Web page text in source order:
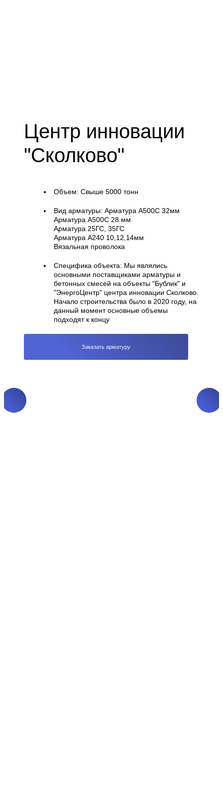
Центр инновации
"Сколково"
Объем: Свыше 5000 тонн
Вид арматуры: Арматура А500С 32мм
Арматура А500С 28 мм
Арматура 25ГС, 35ГС
Арматура А240 10,12,14мм
Вязальная проволока
Специфика объекта: Мы являлись
основными поставщиками арматуры и
бетонных смесей на объекты "Бублик" и
"ЭнергоЦентр" центра инновации Сколково.
Начало строительства было в 2020 году, на
данный момент основные объемы
подходят к концу
Заказать арматуру